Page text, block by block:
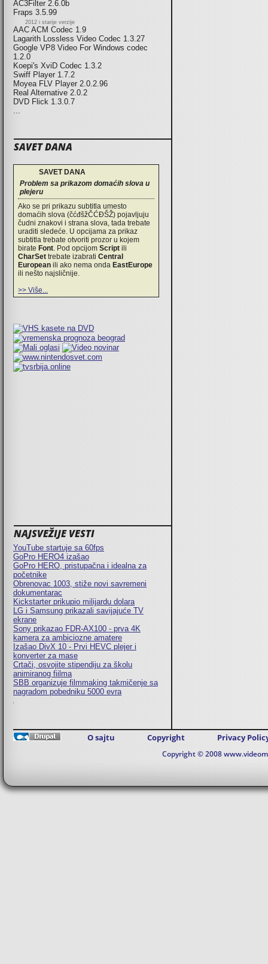
AC3Filter 2.6.0b
Fraps 3.5.99
2012 i starije verzije
AAC ACM Codec 1.9
Lagarith Lossless Video Codec 1.3.27
Google VP8 Video For Windows codec
1.2.0
Koepi's XviD Codec 1.3.2
Swiff Player 1.7.2
Moyea FLV Player 2.0.2.96
Real Alternative 2.0.2
DVD Flick 1.3.0.7
...
SAVET DANA
SAVET DANA
Problem sa prikazom domaćih slova u
plejeru
Ako se pri prikazu subtitla umesto
domaćih slova (čćđšžČĆĐŠŽ) pojavljuju
čudni znakovi i strana slova, tada trebate
uraditi sledeće. U opcijama za prikaz
subtitla trebate otvoriti prozor u kojem
birate Font. Pod opcijom Script ili
CharSet trebate izabrati Central
European ili ako nema onda EastEurope
ili nešto najsličnije.
>> Više...
NAJSVEŽIJE VESTI
YouTube startuje sa 60fps
GoPro HERO4 izašao
GoPro HERO, pristupačna i idealna za
početnike
Obrenovac 1003, stiže novi savremeni
dokumentarac
Kickstarter prikupio milijardu dolara
LG i Samsung prikazali savijajuće TV
ekrane
Sony prikazao FDR-AX100 - prva 4K
kamera za ambiciozne amatere
Izašao DivX 10 - Prvi HEVC plejer i
konverter za mase
Crtači, osvojite stipendiju za školu
animiranog fiilma
SBB organizuje filmmaking takmičenje sa
nagradom pobedniku 5000 evra
O sajtu Copyright Privacy
Copyright © 2008